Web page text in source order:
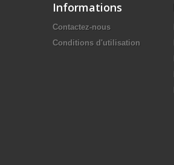
Informations
Contactez-nous
Conditions d'utilisation